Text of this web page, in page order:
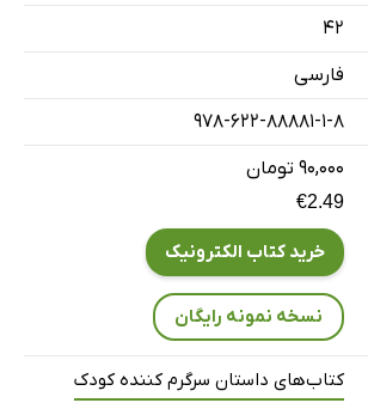
42
فارسی
978-622-88881-1-8
۹۰,۰۰۰ تومان
€2.49
خرید کتاب الکترونیک
نسخه نمونه رایگان
کتاب‌های داستان سرگرم کننده کودک